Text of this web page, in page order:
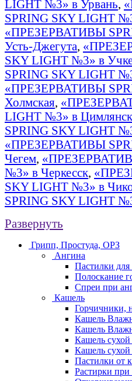
LIGHT №3» в Урвань,
SPRING SKY LIGHT
«ПРЕЗЕРВАТИВЫ
Усть-Джегута,
SKY LIGHT №3» в
SPRING SKY LIGHT
«ПРЕЗЕРВАТИВЫ
Холмская,
LIGHT №3» в Цимлянск
SPRING SKY LIGHT
«ПРЕЗЕРВАТИВЫ
Чегем,
№3» в Черкесск,
SKY LIGHT №3» в
SPRING SKY LIGHT
Развернуть
Грипп, Простуда, ОРЗ
Ангина
Пастилки для
Полоскание
Спреи при
Кашель
Горчичники,
Кашель
Кашель
Кашель
Кашель сухой
Пастилки от
Растирки при